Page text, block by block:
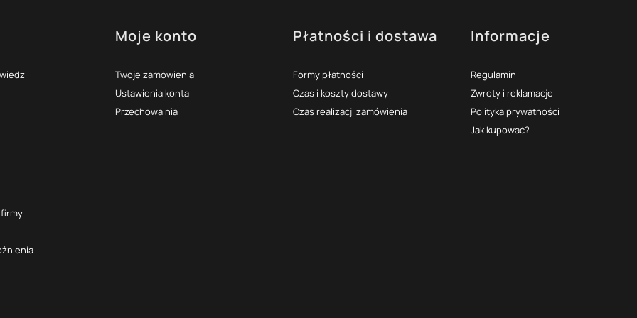
Moje konto
Twoje zamówienia
Ustawienia konta
Przechowalnia
Płatności i dostawa
Formy płatności
Czas i koszty dostawy
Czas realizacji zamówienia
Informacje
Regulamin
Zwroty i reklamacje
Polityka prywatności
Jak kupować?